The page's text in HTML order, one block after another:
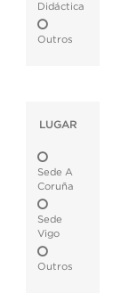
Didáctica
Outros
LUGAR
Sede A
Coruña
Sede
Vigo
Outros